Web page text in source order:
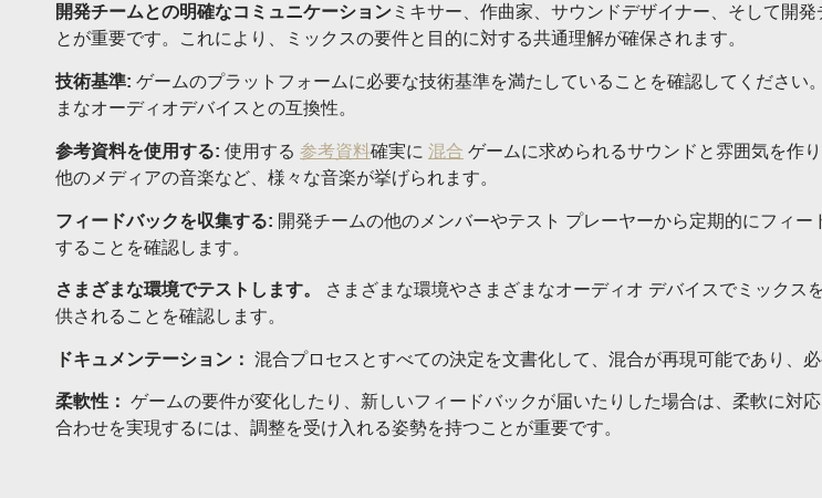
開発チームとの明確なコミュニケーション ミキサー、作曲家、サウンドデザイナー、そして開
とが重要です。これにより、ミックスの要件と目的に対する共通理解が確保されます。
技術基準: ゲームのプラットフォームに必要な技術基準を満たしていることを確認してください。
まなオーディオデバイスとの互換性。
参考資料を使用する: 使用する 参考資料確実に 混合 ゲームに求められるサウンドと雰囲気を作
他のメディアの音楽など、様々な音楽が挙げられます。
フィードバックを収集する: 開発チームの他のメンバーやテスト プレーヤーから定期的にフィ
することを確認します。
さまざまな環境でテストします。
さまざまな環境やさまざまなオーディオ デバイスでミック
供されることを確認します。
ドキュメンテーション： 混合プロセスとすべての決定を文書化して、混合が再現可能であり、
柔軟性： ゲームの要件が変化したり、新しいフィードバックが届いたりした場合は、柔軟に対
合わせを実現するには、調整を受け入れる姿勢を持つことが重要です。